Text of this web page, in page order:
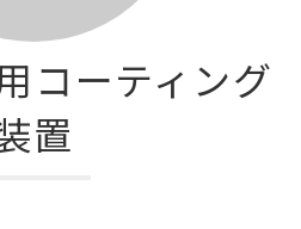
コーティング
置